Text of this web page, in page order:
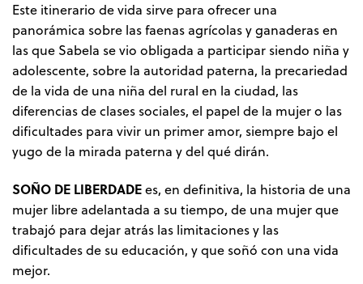
Este itinerario de vida sirve para ofrecer una
panorámica sobre las faenas agrícolas y ganaderas en
las que Sabela se vio obligada a participar siendo niña y
adolescente, sobre la autoridad paterna, la precariedad
de la vida de una niña del rural en la ciudad, las
diferencias de clases sociales, el papel de la mujer o las
dificultades para vivir un primer amor, siempre bajo el
yugo de la mirada paterna y del qué dirán.
SOÑO DE LIBERDADEes, en definitiva, la historia de una
mujer libre adelantada a su tiempo, de una mujer que
trabajó para dejar atrás las limitaciones y las
dificultades de su educación, y que soñó con una vida
mejor.